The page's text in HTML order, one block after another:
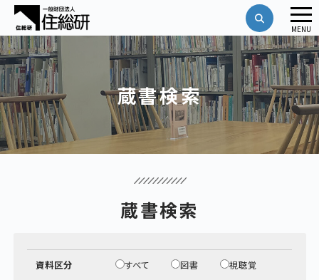
蔵書検索
蔵書検索
資料区分 すべて 図書 視聴覚
メ
ニ
ュ
ー
MENU